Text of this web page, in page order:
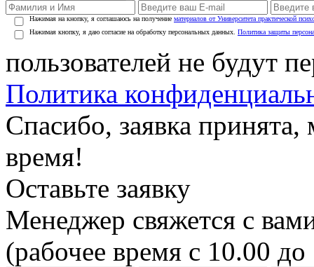
Нажимая на кнопку, я соглашаюсь на получение материалов от Университета практической
Нажимая кнопку, я даю согласие на обработку персональных данных. Политика защиты
пользователей не будут
Политика
Спасибо, заявка
время!
Оставьте заявку
Менеджер свяжется с
(рабочее время с 10.00